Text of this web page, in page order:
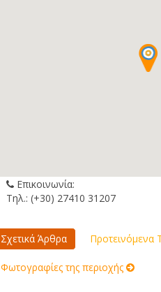
Επικοινωνία:
Τηλ.: (+30) 27410 31207
Σχετικά Άρθρα Προτεινόμενα
Φωτογραφίες της περιοχής